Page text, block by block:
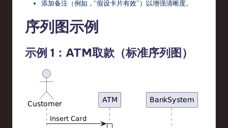
添加备注（例如，“假设卡片有效”）以增强清晰度。
序列图示例
示例 1：ATM取款（标准序列图）